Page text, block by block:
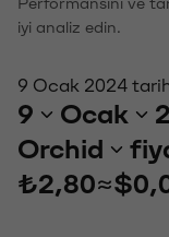
iyi analiz edin.
9 Ocak 2024
9 Ocak
Orchid
₺2,80≈